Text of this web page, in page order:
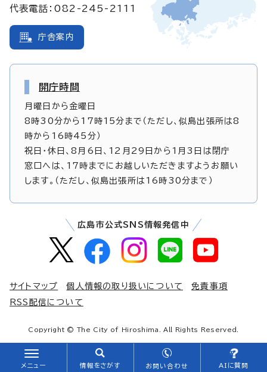
メニュー 情報をさがす お問い合わせ AIに質問
代表電話：082-245-2111
庁舎案内
開庁時間
月曜日から金曜日
8時30分から17時15分まで（ただし、似島出張所は8
時から16時45分）
祝日・休日、8月6日、12月29日から1月3日は閉庁
窓口へは、17時までにお越しいただきますようお願い
します。（ただし、似島出張所は16時30分まで）
広島市公式SNS情報発信中
サイトマップ 個人情報の取り扱いについて
免責事項
RSS配信について
Copyright © The City of Hiroshima. All Rights Reserved.